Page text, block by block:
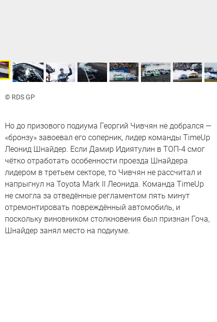
© RDS GP
Но до призового подиума Георгий Чивчян не добрался —
«бронзу» завоевал его соперник, лидер команды TimeUp
Леонид Шнайдер. Если Дамир Идиятулин в ТОП-4 смог
чётко отработать особенности проезда Шнайдера
лидером в третьем секторе, то Чивчян не рассчитал и
напрыгнул на Toyota Mark II Леонида. Команда TimeUp
не смогла за отведённые регламентом пять минут
отремонтировать повреждённый автомобиль, и
поскольку виновником столкновения был признан Гоча,
Шнайдер занял место на подиуме.